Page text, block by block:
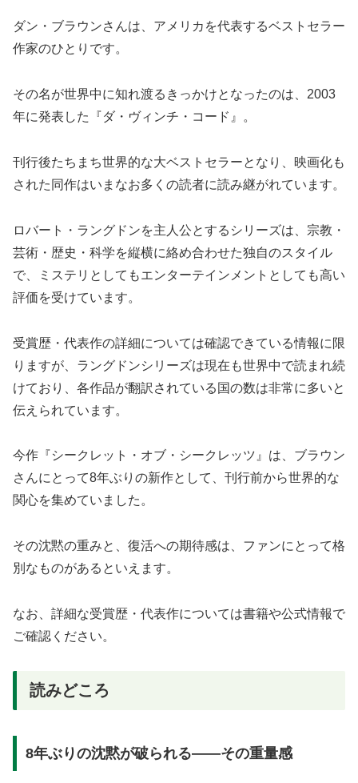
ダン・ブラウンさんは、アメリカを代表するベストセラー
作家のひとりです。
その名が世界中に知れ渡るきっかけとなったのは、2003
年に発表した『ダ・ヴィンチ・コード』。
刊行後たちまち世界的な大ベストセラーとなり、映画化も
された同作はいまなお多くの読者に読み継がれています。
ロバート・ラングドンを主人公とするシリーズは、宗教・
芸術・歴史・科学を縦横に絡め合わせた独自のスタイル
で、ミステリとしてもエンターテインメントとしても高い
評価を受けています。
受賞歴・代表作の詳細については確認できている情報に限
りますが、ラングドンシリーズは現在も世界中で読まれ続
けており、各作品が翻訳されている国の数は非常に多いと
伝えられています。
今作『シークレット・オブ・シークレッツ』は、ブラウン
さんにとって8年ぶりの新作として、刊行前から世界的な
関心を集めていました。
その沈黙の重みと、復活への期待感は、ファンにとって格
別なものがあるといえます。
なお、詳細な受賞歴・代表作については書籍や公式情報で
ご確認ください。
読みどころ
8年ぶりの沈黙が破られる——その重量感